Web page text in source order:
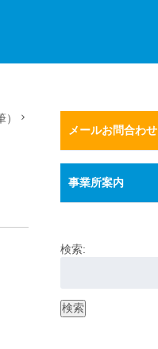
メールお問合わせ
事業所案内
検索:
検索